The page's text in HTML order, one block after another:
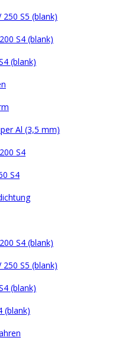
250 S5 (blank)
S4 (blank)
(blank)
Al (3,5 mm)
S4
S4
S4 (blank)
250 S5 (blank)
(blank)
(blank)